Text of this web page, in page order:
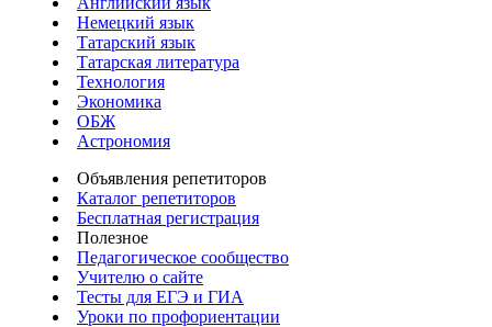
Немецкий язык
Татарский язык
Татарская литература
Технология
Экономика
ОБЖ
Астрономия
Объявления репетиторов
Каталог репетиторов
Бесплатная регистрация
Полезное
Педагогическое сообщество
Учителю о сайте
Тесты для ЕГЭ и ГИА
Уроки по профориентации